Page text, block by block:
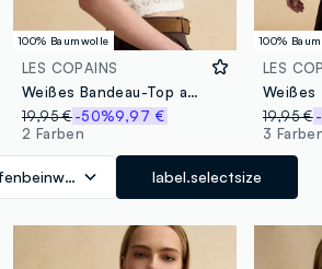
100% Baumwolle
LES COPAINS
Weißes Bandeau-Top aus reiner Baumwolle mit Lochstrick
19,95 €-50%9,97 €
2 Farben
label.selectsize
100%
LES
19,95 €
3